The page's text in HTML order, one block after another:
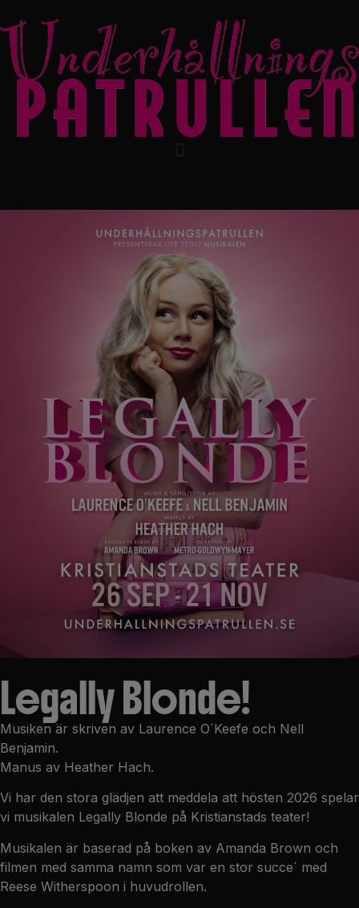
Legally Blonde!
Musiken är skriven av Laurence O´Keefe och Nell
Benjamin.
Manus av Heather Hach.
Vi har den stora glädjen att meddela att hösten 2026 spelar
vi musikalen Legally Blonde på Kristianstads teater!
Musikalen är baserad på boken av Amanda Brown och
filmen med samma namn som var en stor succe´ med
Reese Witherspoon i huvudrollen.